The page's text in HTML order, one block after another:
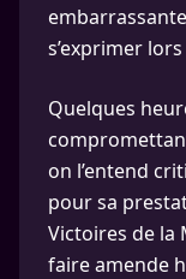
s’exprimer
Quelques
on l’entend
pour sa
Victoires de la
faire amende